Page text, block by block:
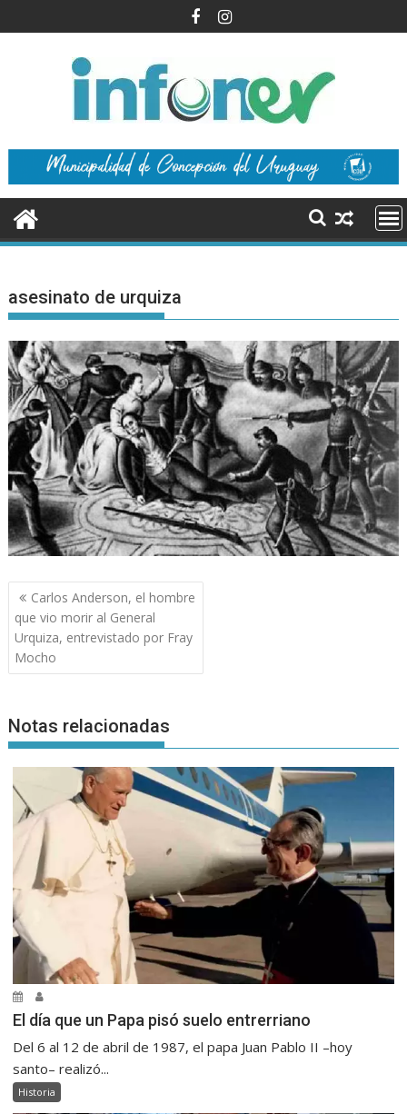
al
asesinato de urquiza
Navegación
de
entradas
Carlos Anderson, el hombre
que vio morir al General
Urquiza, entrevistado por Fray
Mocho
Notas relacionadas
El día que un Papa pisó suelo entrerriano
Del 6 al 12 de abril de 1987, el papa Juan Pablo II –hoy
santo– realizó...
Historia